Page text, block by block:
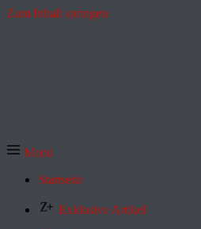
Zum Inhalt springen
Menü
Startseite
Exklusive Artikel